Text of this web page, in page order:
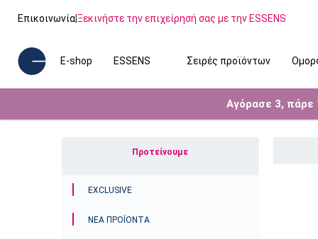
Επικοινωνία|Ξεκινήστε την επιχείρησή σας με την ESSENS
E-shop ESSENS Σειρές προϊόντων
Αγόρασε 3, πάρε
Προτείνουμε
EXCLUSIVE
ΝΈΑ ΠΡΟΪΌΝΤΑ